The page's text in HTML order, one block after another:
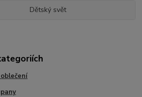
Dětský svět